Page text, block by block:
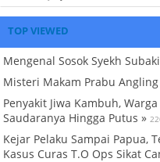
TOP VIEWED
Mengenal Sosok Syekh
Misteri Makam Prabu
Penyakit Jiwa Kambuh,
Saudaranya Hingga Putus »
Kejar Pelaku Sampai Papua,
Kasus Curas T.O Ops Sikat